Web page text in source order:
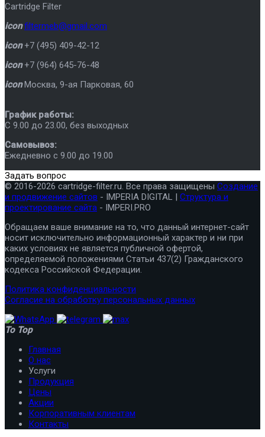
Cartridge Filter
icon filtermeb@gmail.com
icon +7 (495) 409-42-12
icon +7 (964) 645-76-48
icon Москва, 9-ая Парковая, 60
График работы:
C 9.00 до 23.00, без выходных
Самовывоз:
Ежедневно с 9.00 до 19.00
Задать вопрос
© 2016-2026 cartridge-filter.ru. Все права защищены Создание
и продвижение сайтов - IMPERIA DIGITAL | Структура и
проектирование сайта - IMPERI.PRO
Обращаем ваше внимание на то, что данный интернет-сайт
носит исключительно информационный характер и ни при
каких условиях не является публичной офертой,
определяемой положениями Статьи 437(2) Гражданского
кодекса Российской Федерации.
Политика конфиденциальности
Согласие на обработку персональных данных
To Top
Главная
О нас
Услуги
Продукция
Цены
Акции
Корпоративным клиентам
Контакты